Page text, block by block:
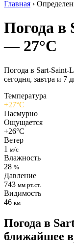
Главная ›
Погода в
— 27°C
Погода в Sart-Saint-
сегодня, завтра и 7
Температура
+27°C
Пасмурно
Ощущается
+26°C
Ветер
1 м/с
Влажность
28 %
Давление
743 мм рт.ст.
Видимость
46 км
Погода в
ближайшее